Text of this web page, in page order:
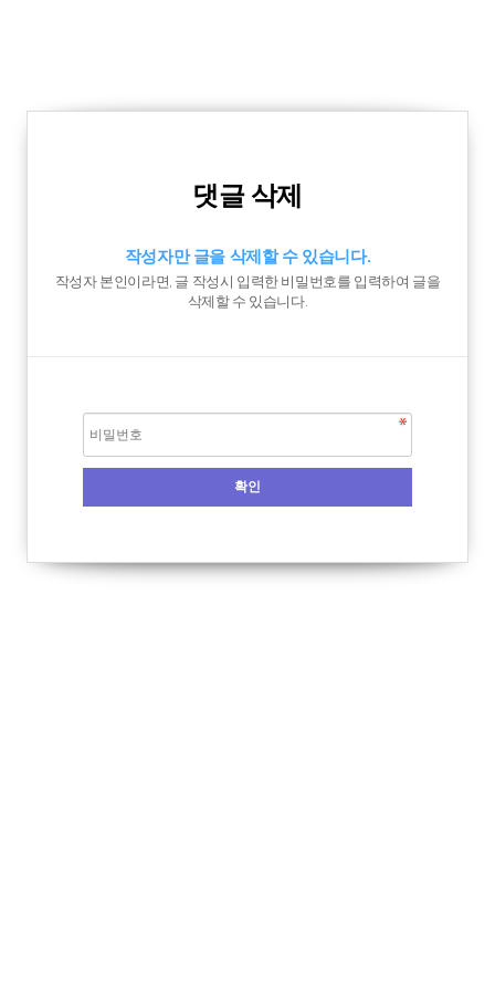
댓글 삭제
작성자만 글을 삭제할 수 있습니다.
작성자 본인이라면, 글 작성시 입력한 비밀번호를 입력하여 글을
삭제할 수 있습니다.